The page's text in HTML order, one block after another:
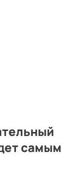
самым